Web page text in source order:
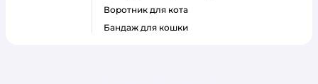
воротник для кота
бандаж для кошки